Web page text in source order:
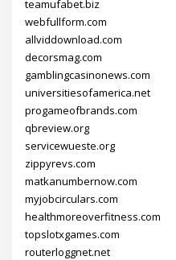
teamufabet.biz
webfullform.com
allviddownload.com
decorsmag.com
gamblingcasinonews.com
universitiesofamerica.net
progameofbrands.com
qbreview.org
servicewueste.org
zippyrevs.com
matkanumbernow.com
myjobcirculars.com
healthmoreoverfitness.com
topslotxgames.com
routerloggnet.net